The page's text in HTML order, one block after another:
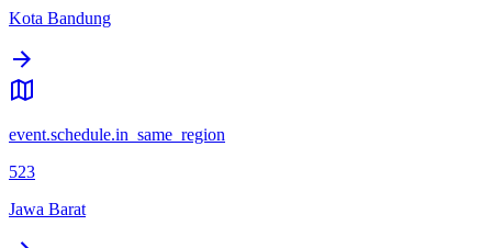
Kota Bandung
event.schedule.in_same_region
523
Jawa Barat